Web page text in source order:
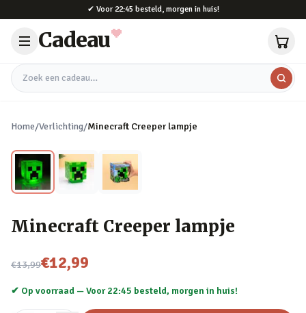
✔ Voor 22:45 besteld, morgen in huis!
Cadeau
Zoek een cadeau
Home/Verlichting/Minecraft Creeper lampje
Minecraft Creeper lampje
€13,99
Nu voor€12,99
✔ Op voorraad —Voor 22:45 besteld, morgen in huis!